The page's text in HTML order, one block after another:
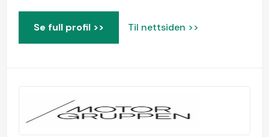
Se full profil >> Til nettsiden >>